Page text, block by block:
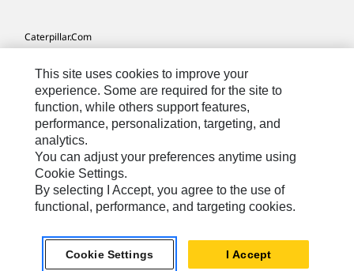
Caterpillar.com
Mes Préférences Marketing
Plan Du Site
Cookie Settings
Mentions Légales
Confidentialité
Africa, Middle East-French© 2026 Caterpillar. Tous droits réservés
This site uses cookies to improve your
experience. Some are required for the site to
function, while others support features,
performance, personalization, targeting, and
analytics.
You can adjust your preferences anytime using
Cookie Settings.
By selecting I Accept, you agree to the use of
functional, performance, and targeting cookies.
Cookie Settings I Accept